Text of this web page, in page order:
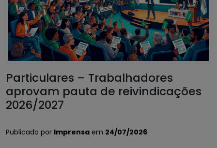
Particulares – Trabalhadores
aprovam pauta de reivindicações
2026/2027
Publicado por Imprensa em 24/07/2026.